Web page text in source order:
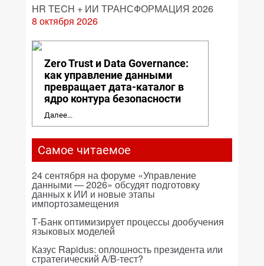
HR TECH + ИИ ТРАНСФОРМАЦИЯ 2026
8 октября 2026
Zero Trust и Data Governance:
как управление данными
превращает дата-каталог в
ядро контура безопасности
Далее...
Самое читаемое
24 сентября на форуме «Управление
данными — 2026» обсудят подготовку
данных к ИИ и новые этапы
импортозамещения
Т-Банк оптимизирует процессы дообучения
языковых моделей
Казус Rapidus: оплошность президента или
стратегический A/B-тест?